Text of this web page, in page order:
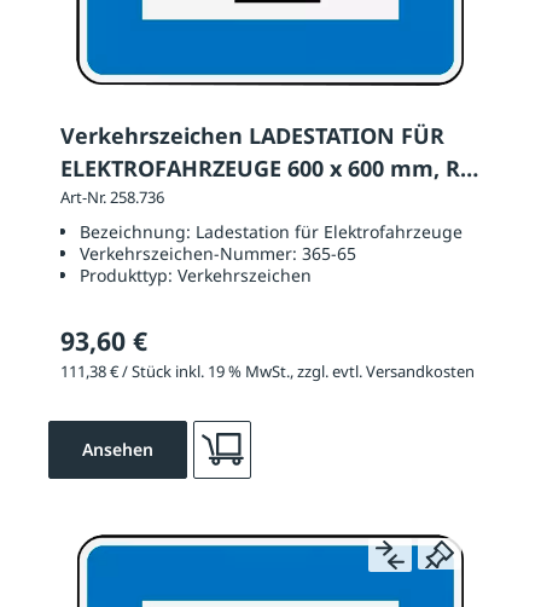
Verkehrszeichen LADESTATION FÜR
ELEKTROFAHRZEUGE 600 x 600 mm, RA
1
Art-Nr. 258.736
Bezeichnung: Ladestation für Elektrofahrzeuge
Verkehrszeichen-Nummer: 365-65
Produkttyp: Verkehrszeichen
93,60 €
111,38 € / Stück inkl. 19 % MwSt., zzgl. evtl. Versandkosten
Ansehen